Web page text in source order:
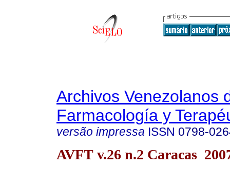
Archivos Venezolanos
Farmacología y
versão impressa ISSN 0798-
AVFT v.26 n.2 Caracas